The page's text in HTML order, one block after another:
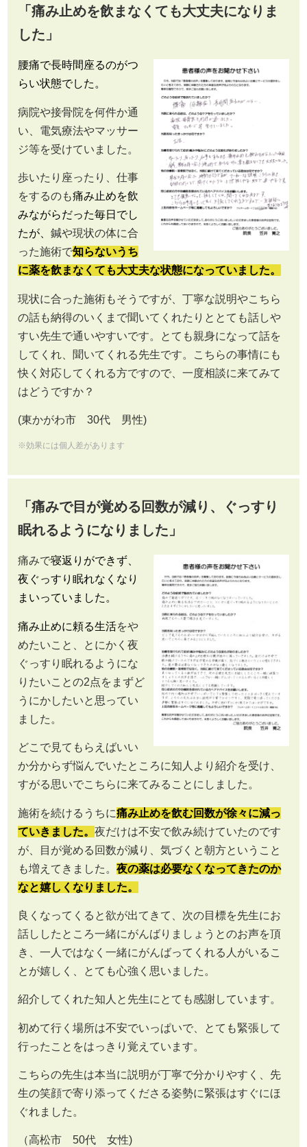
「痛み止めを飲まなくても大丈夫になりま
した」
腰痛で長時間座るのがつ
らい状態でした。
病院や接骨院を何件か通
い、電気療法やマッサー
ジ等を受けていました。
歩いたり座ったり、仕事
をするのも痛み止めを飲
みながらだった毎日でし
たが、 鍼や現状の体に合
った施術で知らないうち
に薬を飲まなくても大丈夫な状態になっていました。
現状に合った施術もそうですが、丁寧な説明やこちら
の話も納得のいくまで聞いてくれたりととても話しや
すい先生で通いやすいです。とても親身になって話を
してくれ、聞いてくれる先生です。こちらの事情にも
快く対応してくれる方ですので、一度相談に来てみて
はどうですか？
(東かがわ市 30代 男性)
※効果には個人差があります
「痛みで目が覚める回数が減り、ぐっすり
眠れるようになりました」
痛みで寝返りができず、
夜ぐっすり眠れなくなり
まいっていました。
痛み止めに頼る生活をや
めたいこと、とにかく夜
ぐっすり眠れるようにな
りたいことの2点をまずど
うにかしたいと思ってい
ました。
どこで見てもらえばいい
か分からず悩んでいたところに知人より紹介を受け、
すがる思いでこちらに来てみることにしました。
施術を続けるうちに痛み止めを飲む回数が徐々に減っ
ていきました。 夜だけは不安で飲み続けていたのです
が、目が覚める回数が減り、気づくと朝方ということ
も増えてきました。 夜の薬は必要なくなってきたのか
なと嬉しくなりました。
良くなってくると欲が出てきて、次の目標を先生にお
話ししたところ一緒にがんばりましょうとのお声を頂
き、一人ではなく一緒にがんばってくれる人がいるこ
とが嬉しく、とても心強く思いました。
紹介してくれた知人と先生にとても感謝しています。
初めて行く場所は不安でいっぱいで、とても緊張して
行ったことをはっきり覚えています。
こちらの先生は本当に説明が丁寧で分かりやすく、先
生の笑顔で寄り添ってくださる姿勢に緊張はすぐにほ
ぐれました。
（高松市 50代 女性)